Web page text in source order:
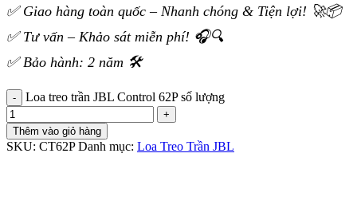
✅ Giao hàng toàn quốc – Nhanh chóng & Tiện lợi! 🚀📦
✅ Tư vấn – Khảo sát miễn phí! 🎧🔍
✅ Bảo hành: 2 năm 🛠️
Loa treo trần JBL Control 62P số lượng
Thêm vào giỏ hàng
SKU: CT62P Danh mục: Loa Treo Trần JBL